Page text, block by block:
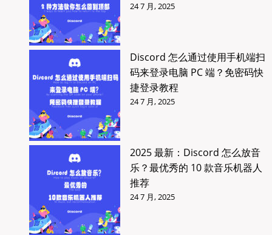
24 7 月, 2025
Discord 怎么通过使用手机端扫
码来登录电脑 PC 端？免密码快
捷登录教程
24 7 月, 2025
2025 最新：Discord 怎么放音
乐？最优秀的 10 款音乐机器人
推荐
24 7 月, 2025